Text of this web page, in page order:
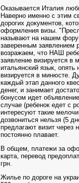
Оказывается Италия
Наверно именно с этим
дорогих документов,
оформления визы.
называют на нашем
заверенным заявлением
возражаем, что НАШ
заявление визируется в
итальянский язык, опять
визируется в минюсте.
каждый этап данного
денег, и занимает
бонусом идет
случае (ребенок едет с
интересуют такие
дозвониться нельзя (5
предлагают визит через
постоянно плавает.
В общем, платежи за
карта, перевод
грн.
Жилье по дороге на